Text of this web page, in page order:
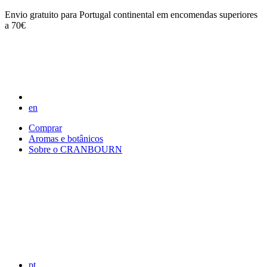
Envio gratuito para Portugal continental em encomendas superiores
a 70€
en
Comprar
Aromas e botânicos
Sobre o CRANBOURN
pt